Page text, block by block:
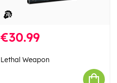
€30.99
Lethal Weapon